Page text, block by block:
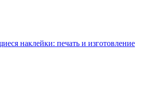
наклейки: печать и изготовление